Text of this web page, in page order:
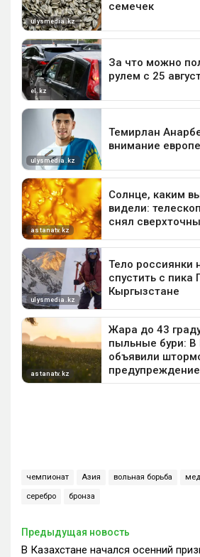
чемпионат Азия вольная борьба
серебро бронза
Предыдущая новость
В Казахстане начался осенний